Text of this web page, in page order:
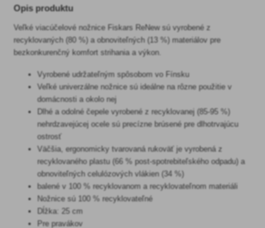
Opis produktu
Veľké viacúčelové nožnice Fiskars ReNew sú vyrobené z
recyklovaných (80 %) a obnoviteľných (13 %) materiálov pre
bezkonkurenčný komfort strihania a výkon.
Vyrobené udržateľným spôsobom vo Fínsku
Veľké univerzálne nožnice sú ideálne na rôzne použitie v
domácnosti a okolo nej
Dlhé a odolné čepele vyrobené z recyklovanej (85-95 %)
nehrdzavejúcej ocele sú precízne brúsené pre dlhotrvajúcu
ostrosť
Väčšia, ergonomicky tvarovaná rukoväť je vyrobená z
recyklovaného plastu (66 % post-spotrebiteľského odpadu) a
obnoviteľných celulózových vlákien (34 %)
balené v 100 % recyklovanom a recyklovateľnom materiáli
Nožnice sú 100 % recyklovateľné
Dĺžka: 25 cm
Pre pravákov